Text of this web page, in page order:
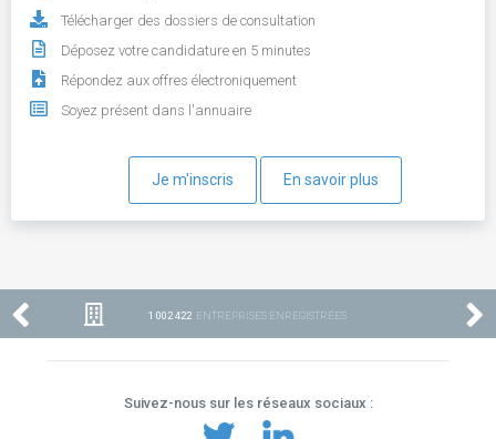
Télécharger des dossiers de consultation
Déposez votre candidature en 5 minutes
Répondez aux offres électroniquement
Soyez présent dans l'annuaire
Je m'inscris En savoir plus
1 002 422 ENTREPRISES ENREGISTRÉES
Suivez-nous sur les réseaux sociaux :